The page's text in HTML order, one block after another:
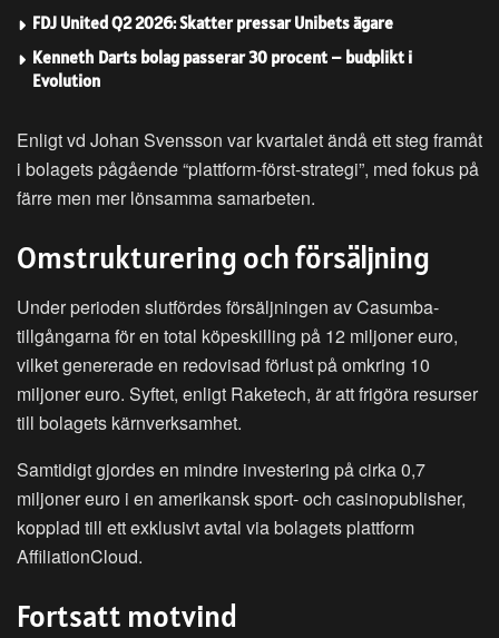
FDJ United Q2 2026: Skatter pressar Unibets ägare
Kenneth Darts bolag passerar 30 procent – budplikt i
Evolution
Enligt vd Johan Svensson var kvartalet ändå ett steg framåt
i bolagets pågående “plattform-först-strategi”, med fokus på
färre men mer lönsamma samarbeten.
Omstrukturering och försäljning
Under perioden slutfördes försäljningen av Casumba-
tillgångarna för en total köpeskilling på 12 miljoner euro,
vilket genererade en redovisad förlust på omkring 10
miljoner euro. Syftet, enligt Raketech, är att frigöra resurser
till bolagets kärnverksamhet.
Samtidigt gjordes en mindre investering på cirka 0,7
miljoner euro i en amerikansk sport- och casinopublisher,
kopplad till ett exklusivt avtal via bolagets plattform
AffiliationCloud.
Fortsatt motvind